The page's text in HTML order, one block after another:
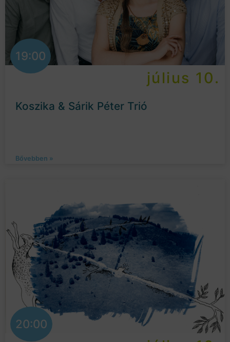
19:00
július 10.
Koszika & Sárik Péter Trió
Bővebben »
20:00